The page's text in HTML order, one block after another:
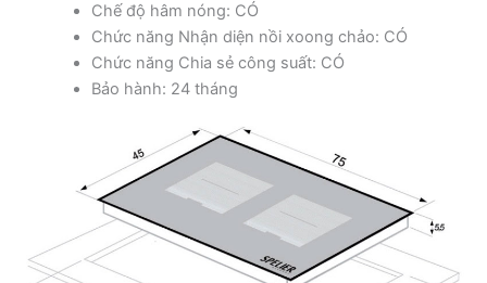
Chế độ hâm nóng: CÓ
Chức năng Nhận diện nồi xoong chảo: CÓ
Chức năng Chia sẻ công suất: CÓ
Bảo hành: 24 tháng